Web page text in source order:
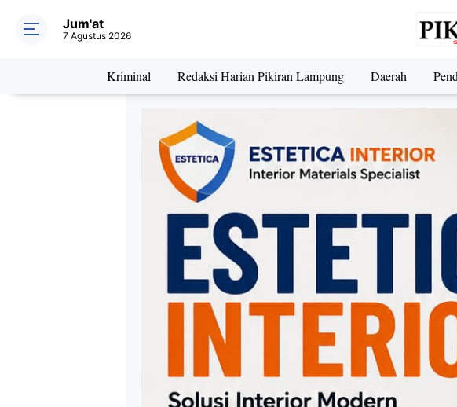
Jum'at
7 Agustus 2026
Kriminal Redaksi Harian Pikiran Lampung Daerah